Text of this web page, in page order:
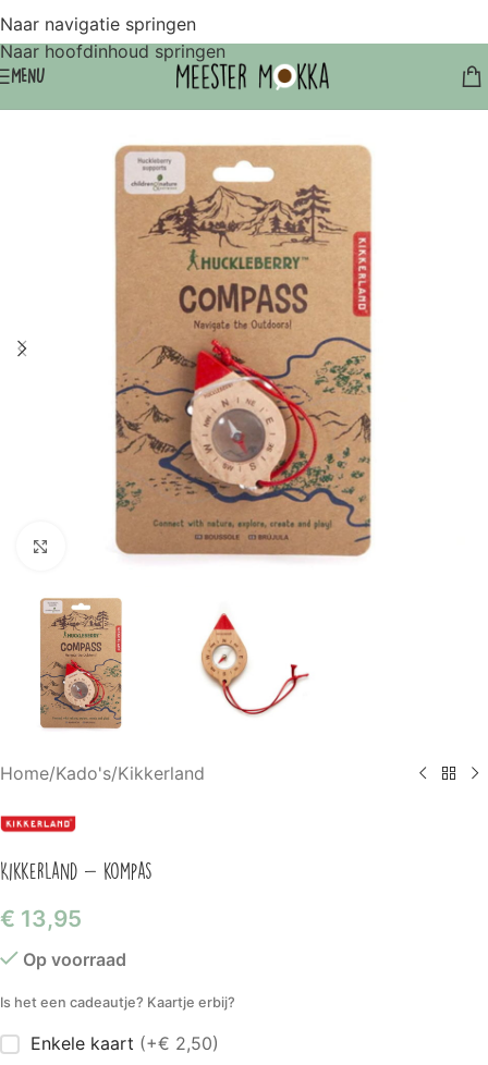
Naar navigatie springen
Naar hoofdinhoud springen
MENU
Klik om te vergroten
Home/Kado's/Kikkerland
Kikkerland – kompas
€ 13,95
Op voorraad
Is het een cadeautje? Kaartje erbij?
Enkele kaart (+€ 2,50)